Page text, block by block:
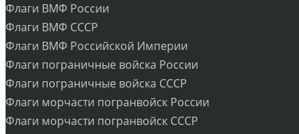
Флаги ВМФ России
Флаги ВМФ СССР
Флаги ВМФ Российской Империи
Флаги пограничные войска России
Флаги пограничные войска СССР
Флаги морчасти погранвойск России
Флаги морчасти погранвойск СССР